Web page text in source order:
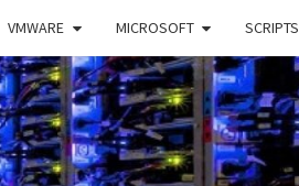
VMWARE MICROSOFT SCRIPTS